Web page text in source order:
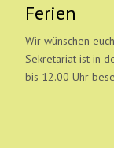
Ferien
Wir wünschen
Sekretariat ist in
bis 12.00 Uhr